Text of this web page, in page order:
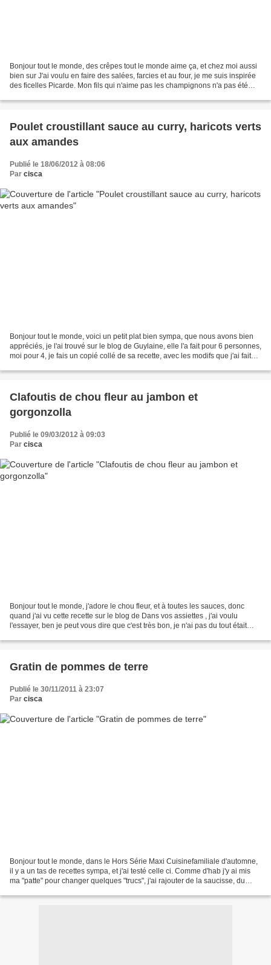
Bonjour tout le monde, des crêpes tout le monde aime ça, et chez moi aussi
bien sur J'ai voulu en faire des salées, farcies et au four, je me suis inspirée
des ficelles Picarde. Mon fils qui n'aime pas les champignons n'a pas été
Poulet croustillant sauce au curry, haricots verts
aux amandes
Publié le 18/06/2012 à 08:06
Par cisca
Bonjour tout le monde, voici un petit plat bien sympa, que nous avons bien
appréciés, je l'ai trouvé sur le blog de Guylaine, elle l'a fait pour 6 personnes,
moi pour 4, je fais un copié collé de sa recette, avec les modifs que j'ai faites
Clafoutis de chou fleur au jambon et
gorgonzolla
Publié le 09/03/2012 à 09:03
Par cisca
Bonjour tout le monde, j'adore le chou fleur, et à toutes les sauces, donc
quand j'ai vu cette recette sur le blog de Dans vos assiettes , j'ai voulu
l'essayer, ben je peut vous dire que c'est très bon, je n'ai pas du tout était
Gratin de pommes de terre
Publié le 30/11/2011 à 23:07
Par cisca
Bonjour tout le monde, dans le Hors Série Maxi Cuisinefamiliale d'automne,
il y a un tas de recettes sympa, et j'ai testé celle ci. Comme d'hab j'y ai mis
ma "patte" pour changer quelques "trucs", j'ai rajouter de la saucisse, du